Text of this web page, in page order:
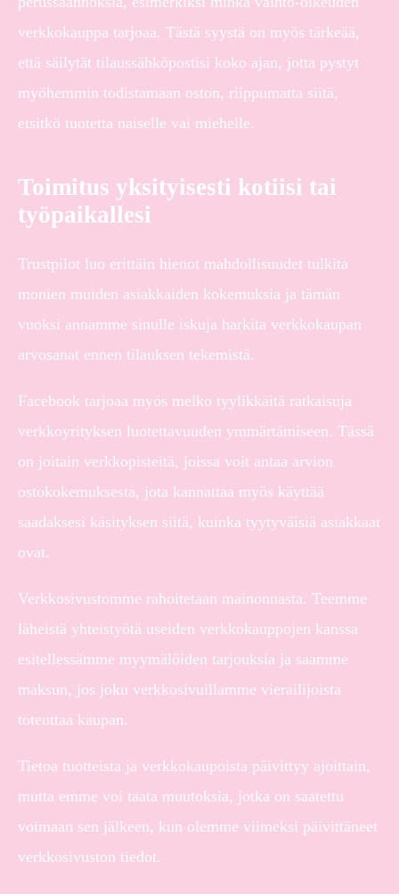
verkkokauppa tarjoaa. Tästä syystä on myös tärkeää,
että säilytät tilaussähköpostisi koko ajan, jotta pystyt
myöhemmin todistamaan oston, riippumatta siitä,
etsitkö tuotetta naiselle vai miehelle.
Toimitus yksityisesti kotiisi tai
työpaikallesi
Trustpilot luo erittäin hienot mahdollisuudet tulkita
monien muiden asiakkaiden kokemuksia ja tämän
vuoksi annamme sinulle iskuja harkita verkkokaupan
arvosanat ennen tilauksen tekemistä.
Facebook tarjoaa myös melko tyylikkäitä ratkaisuja
verkkoyrityksen luotettavuuden ymmärtämiseen. Tässä
on joitain verkkopisteitä, joissa voit antaa arvion
ostokokemuksesta, jota kannattaa myös käyttää
saadaksesi käsityksen siitä, kuinka tyytyväisiä asiakkaat
ovat.
Verkkosivustomme rahoitetaan mainonnasta. Teemme
läheistä yhteistyötä useiden verkkokauppojen kanssa
esitellessämme myymälöiden tarjouksia ja saamme
maksun, jos joku verkkosivuillamme vierailijoista
toteuttaa kaupan.
Tietoa tuotteista ja verkkokaupoista päivittyy ajoittain,
mutta emme voi taata muutoksia, jotka on saatettu
voimaan sen jälkeen, kun olemme viimeksi päivittäneet
verkkosivuston tiedot.